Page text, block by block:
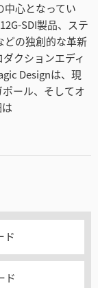
中心となってい
SDI製品、ステ
どの独創的な革新
クションエディ
Designは、現
ール、そしてオ
ド
ド